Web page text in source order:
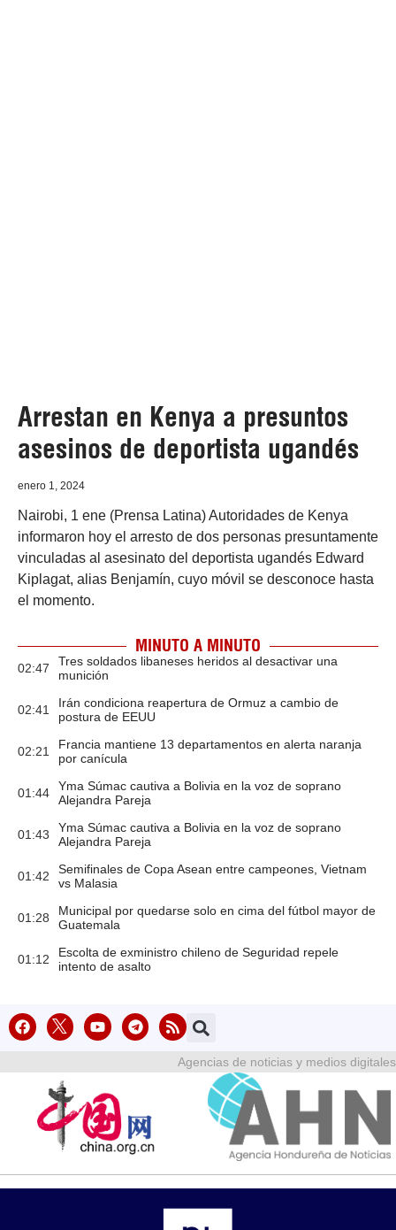
Arrestan en Kenya a presuntos
asesinos de deportista ugandés
enero 1, 2024
Nairobi, 1 ene (Prensa Latina) Autoridades de Kenya
informaron hoy el arresto de dos personas presuntamente
vinculadas al asesinato del deportista ugandés Edward
Kiplagat, alias Benjamín, cuyo móvil se desconoce hasta
el momento.
MINUTO A MINUTO
02:47
Tres soldados libaneses heridos al desactivar una
munición
02:41
Irán condiciona reapertura de Ormuz a cambio de
postura de EEUU
02:21
Francia mantiene 13 departamentos en alerta naranja
por canícula
01:44
Yma Súmac cautiva a Bolivia en la voz de soprano
Alejandra Pareja
01:43
Yma Súmac cautiva a Bolivia en la voz de soprano
Alejandra Pareja
01:42
Semifinales de Copa Asean entre campeones, Vietnam
vs Malasia
01:28
Municipal por quedarse solo en cima del fútbol mayor de
Guatemala
01:12
Escolta de exministro chileno de Seguridad repele
intento de asalto
Agencias de noticias y medios digitales